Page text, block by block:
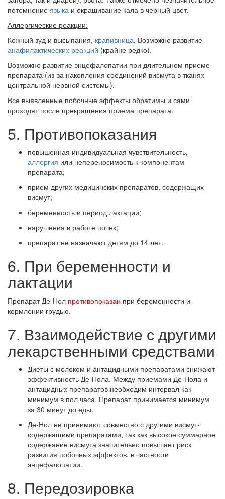
потемнение языка и окрашивание кала в черный цвет.
Аллергические реакции:
Кожный зуд и высыпания, крапивница. Возможно развитие
анафилактических реакций (крайне редко).
Возможно развитие энцефалопатии при длительном приеме
препарата (из-за накопления соединений висмута в тканях
центральной нервной системы).
Все выявленные побочные эффекты обратимы и сами
проходят после прекращения приема препарата.
5. Противопоказания
повышенная индивидуальная чувствительность,
аллергия или непереносимость к компонентам
препарата;
прием других медицинских препаратов, содержащих
висмут;
беременность и период лактации;
нарушения в работе почек;
препарат не назначают детям до 14 лет.
6. При беременности и
лактации
Препарат Де-Нол противопоказан при беременности и
кормлении грудью.
7. Взаимодействие с другими
лекарственными средствами
Диеты с молоком и антацидными препаратами снижают
эффективность Де-Нола. Между приемами Де-Нола и
антацидных препаратов необходим интервал как
минимум в пол часа. Препарат принимается минимум
за 30 минут до еды.
Де-Нол не принимают совместно с другими висмут-
содержащими препаратами, так как высокое суммарное
содержание висмута значительно повышает риск
развития побочных эффектов, в частности
энцефалопатии.
8. Передозировка